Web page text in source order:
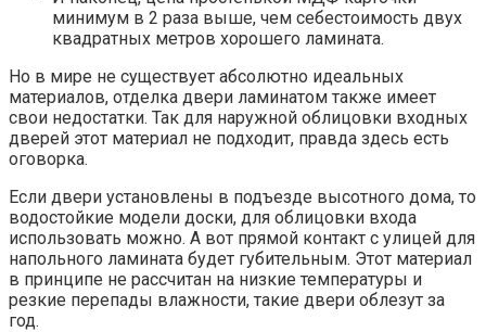
минимум в 2 раза выше, чем себестоимость двух
квадратных метров хорошего ламината.
Но в мире не существует абсолютно идеальных
материалов, отделка двери ламинатом также имеет
свои недостатки. Так для наружной облицовки входных
дверей этот материал не подходит, правда здесь есть
оговорка.
Если двери установлены в подъезде высотного дома, то
водостойкие модели доски, для облицовки входа
использовать можно. А вот прямой контакт с улицей для
напольного ламината будет губительным. Этот материал
в принципе не рассчитан на низкие температуры и
резкие перепады влажности, такие двери облезут за
год.